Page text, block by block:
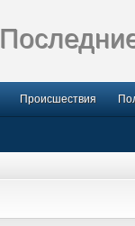
Происшествия